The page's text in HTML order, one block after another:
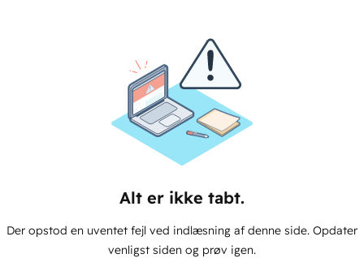
Alt er ikke tabt.
Der opstod en uventet fejl ved indlæsning af denne side. Opdater
venligst siden og prøv igen.